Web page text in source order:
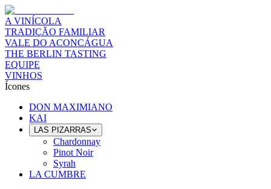
A VINÍCOLA
TRADIÇÃO FAMILIAR
VALE DO ACONCÁGUA
THE BERLIN TASTING
EQUIPE
VINHOS
Ícones
DON MAXIMIANO
KAI
LAS PIZARRAS
Chardonnay
Pinot Noir
Syrah
LA CUMBRE